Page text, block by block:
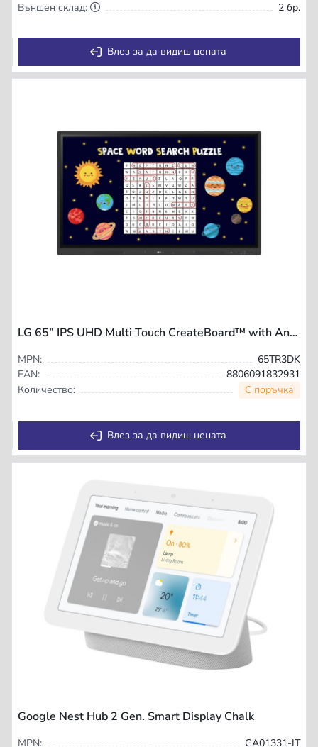
Външен склад:
2 бр.
Влез за да видиш цената
LG 65” IPS UHD Multi Touch CreateBoard™ with Android 11 OS, Wireless & Bluetooth, Built-in whiteboarding software
MPN:
65TR3DK
EAN:
8806091832931
Количество:
С поръчка
Влез за да видиш цената
Google Nest Hub 2 Gen. Smart Display Chalk
MPN: GA01331-IT